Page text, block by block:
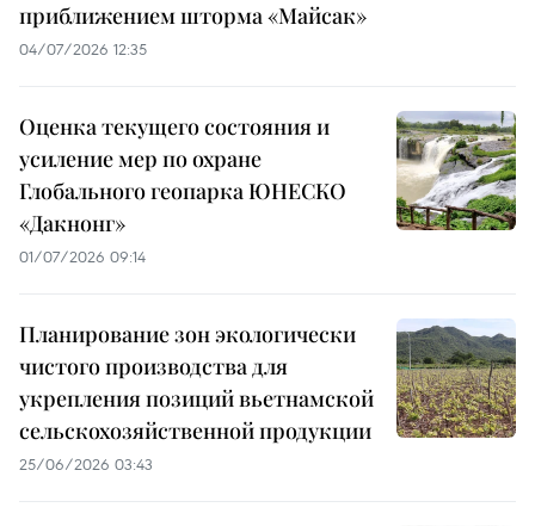
приближением шторма «Майсак»
04/07/2026 12:35
Оценка текущего состояния и
усиление мер по охране
Глобального геопарка ЮНЕСКО
«Дакнонг»
01/07/2026 09:14
Планирование зон экологически
чистого производства для
укрепления позиций вьетнамской
сельскохозяйственной продукции
25/06/2026 03:43